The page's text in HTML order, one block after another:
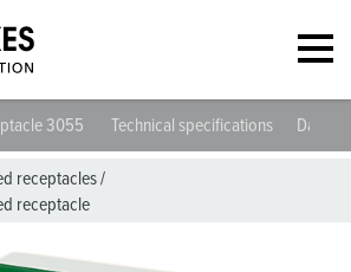
3055 Technical specifications
receptacles/
receptacle